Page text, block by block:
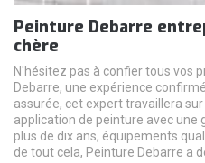
Peinture Debarre
chère
N'hésitez pas à confier tous vos
Debarre, une expérience
assurée, cet expert travaillera
application de peinture avec une
plus de dix ans, équipements
de tout cela, Peinture Debarre a